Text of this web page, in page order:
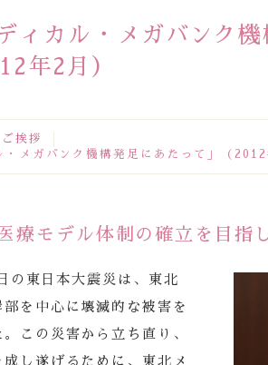
ィカル・メガバンク
年2月）
ご挨拶
・メガバンク機構発足にあたって」（2012
療モデル体制の確立を目指
の東日本大震災は、東北
を中心に壊滅的な被害を
この災害から立ち直り、
し遂げるために、東北メ
～8/16（一部8/10～））